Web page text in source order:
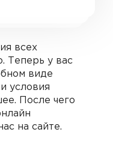
всех
Теперь у вас
виде
условия
После чего
на сайте.